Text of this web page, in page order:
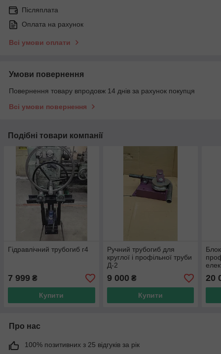
Післяплата
Оплата на рахунок
Всі умови оплати
Умови повернення
Повернення товару впродовж 14 днів за рахунок покупця
Всі умови повернення
Подібні товари компанії
Гідравлічний трубогиб г4
7 999 ₴
Купити
Ручний трубогиб для
круглої і профільної труби
Д-2
9 000 ₴
Купити
20
Про нас
100% позитивних з 25 відгуків за рік